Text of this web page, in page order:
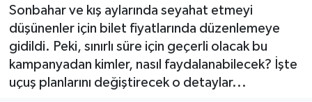
Sonbahar ve kış aylarında seyahat etmeyi
düşünenler için bilet fiyatlarında düzenlemeye
gidildi. Peki, sınırlı süre için geçerli olacak bu
kampanyadan kimler, nasıl faydalanabilecek? İşte
uçuş planlarını değiştirecek o detaylar...
Haber Arşivi